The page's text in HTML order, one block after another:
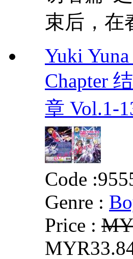
束后，在
Yuki
Chapter
章 Vol.1-
Code :
Genre :
Price :